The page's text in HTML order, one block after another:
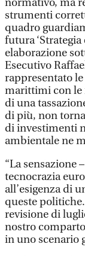
normativo, ma
strumenti
quadro
futura
elaborazione
Esecutivo
rappresentato
marittimi con le
di una
di più, non
di investimenti
ambientale ne
“La sensazione
tecnocrazia
all’esigenza di
queste
revisione di
nostro
in uno scenario